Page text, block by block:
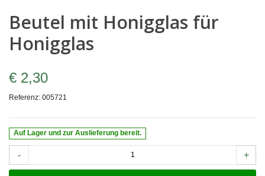
Beutel mit Honigglas für
Honigglas
€ 2,30
Referenz: 005721
Auf Lager und zur Auslieferung bereit.
- +